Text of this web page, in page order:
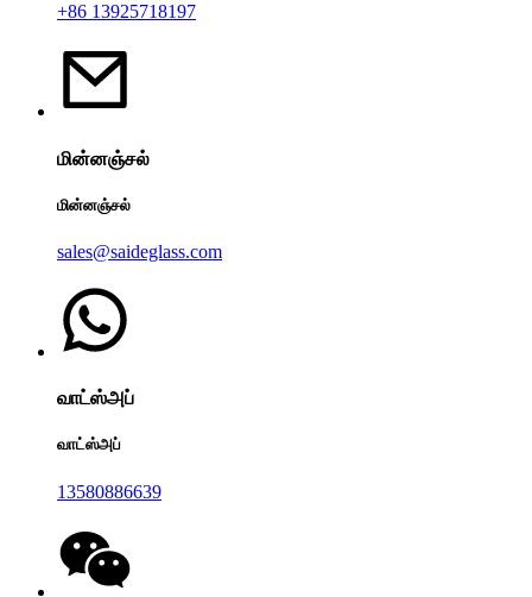
+86 13925718197
மின்னஞ்சல்
மின்னஞ்சல்
sales@saideglass.com
வாட்ஸ்அப்
வாட்ஸ்அப்
13580886639